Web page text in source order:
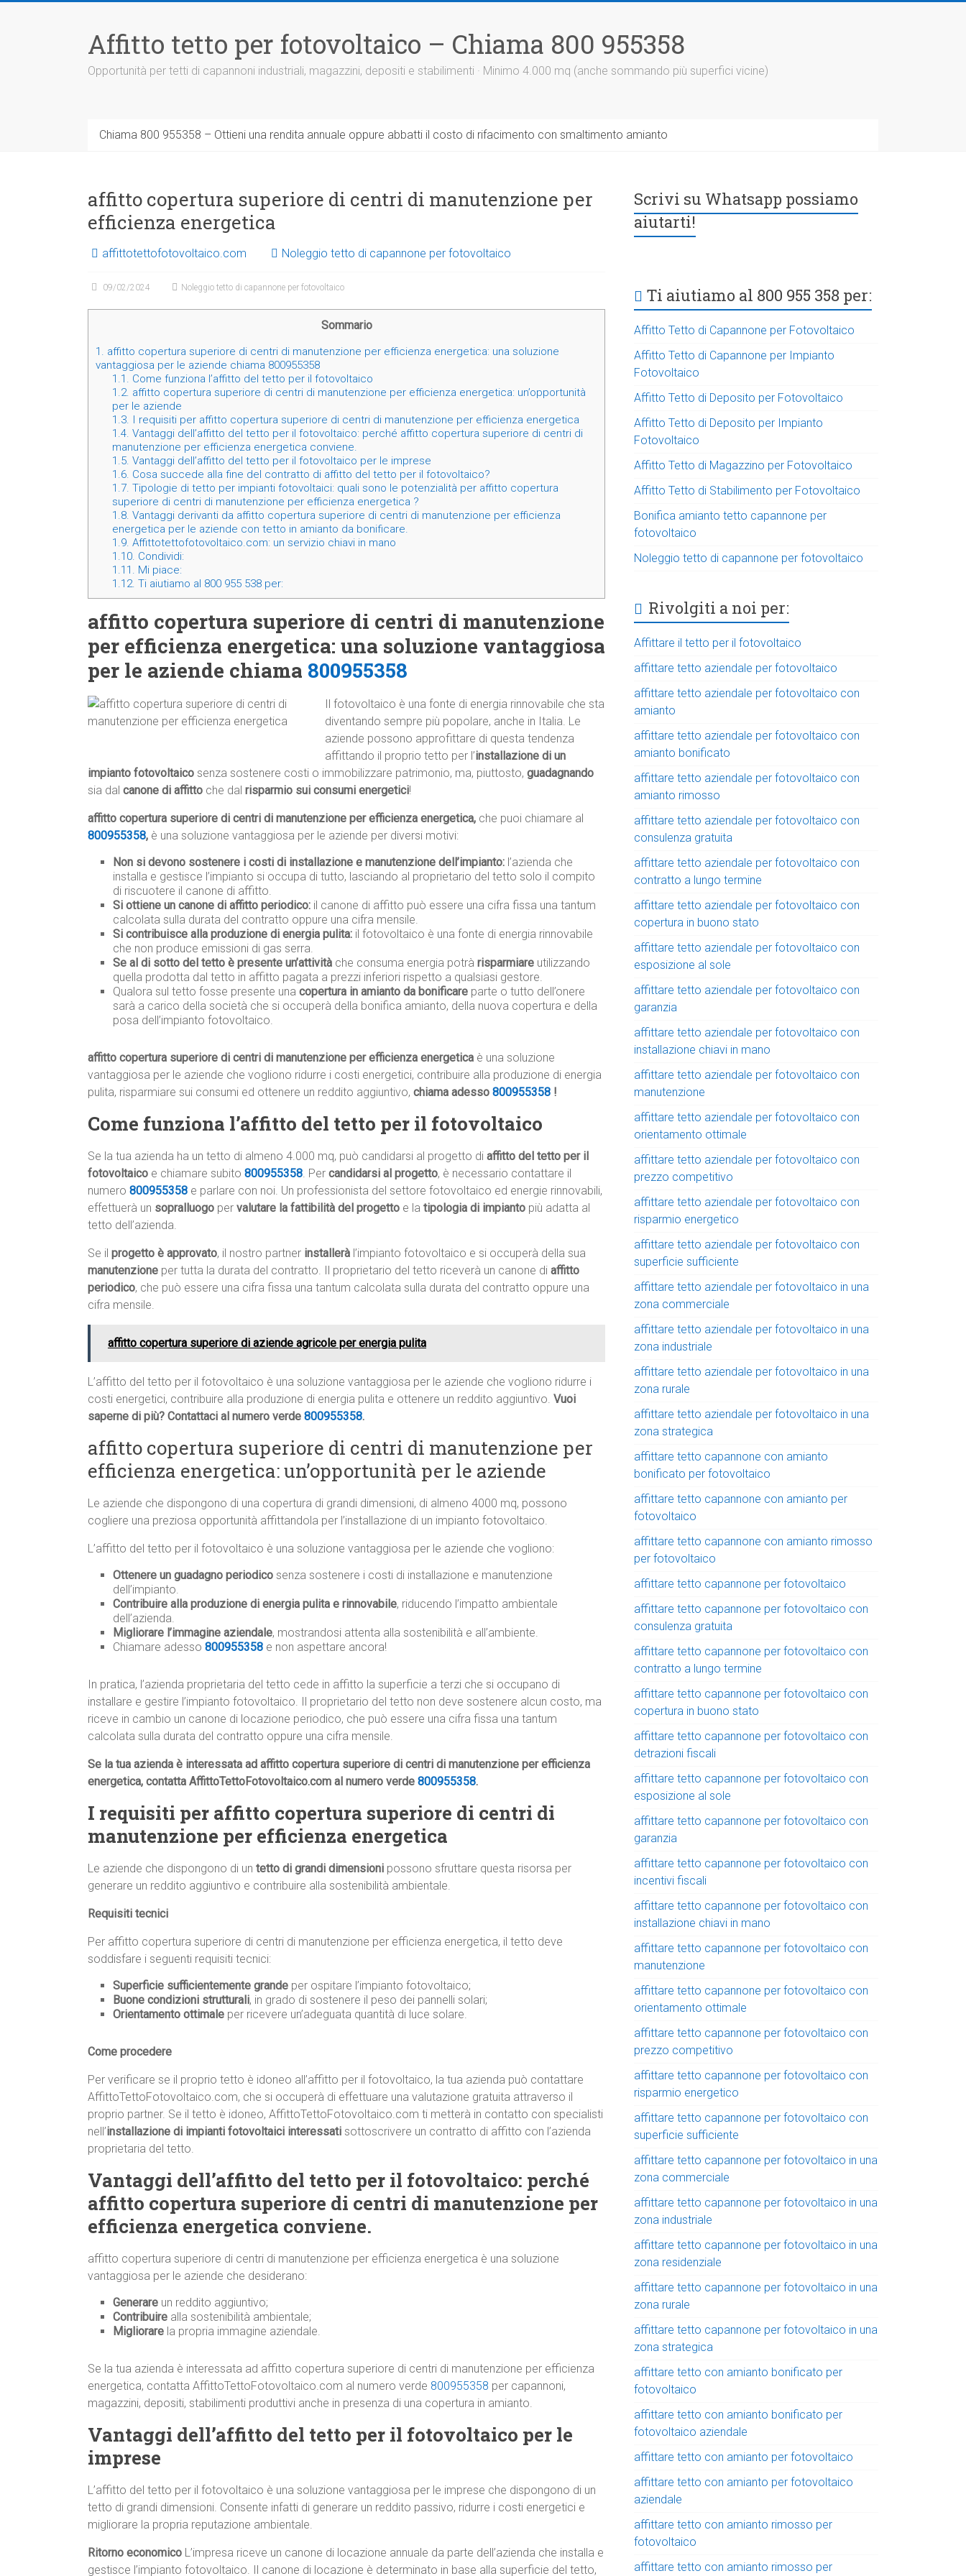
Affitto tetto per fotovoltaico – Chiama 800 955358
Opportunità per tetti di capannoni industriali, magazzini, depositi e stabilimenti · Minimo 4.000 mq (anche sommando più superfici vicine)
Chiama 800 955358 – Ottieni una rendita annuale oppure abbatti il costo di rifacimento con smaltimento amianto
affitto copertura superiore di centri di manutenzione per
efficienza energetica
affittotettofotovoltaico.com Noleggio tetto di capannone per fotovoltaico
09/02/2024 Noleggio tetto di capannone per fotovoltaico
Sommario
1. affitto copertura superiore di centri di manutenzione per efficienza energetica: una soluzione
vantaggiosa per le aziende chiama 800955358
1.1. Come funziona l’affitto del tetto per il fotovoltaico
1.2. affitto copertura superiore di centri di manutenzione per efficienza energetica: un’opportunità
per le aziende
1.3. I requisiti per affitto copertura superiore di centri di manutenzione per efficienza energetica
1.4. Vantaggi dell’affitto del tetto per il fotovoltaico: perché affitto copertura superiore di centri di
manutenzione per efficienza energetica conviene.
1.5. Vantaggi dell’affitto del tetto per il fotovoltaico per le imprese
1.6. Cosa succede alla fine del contratto di affitto del tetto per il fotovoltaico?
1.7. Tipologie di tetto per impianti fotovoltaici: quali sono le potenzialità per affitto copertura
superiore di centri di manutenzione per efficienza energetica ?
1.8. Vantaggi derivanti da affitto copertura superiore di centri di manutenzione per efficienza
energetica per le aziende con tetto in amianto da bonificare.
1.9. Affittotettofotovoltaico.com: un servizio chiavi in mano
1.10. Condividi:
1.11. Mi piace:
1.12. Ti aiutiamo al 800 955 538 per:
affitto copertura superiore di centri di manutenzione
per efficienza energetica: una soluzione vantaggiosa
per le aziende chiama 800955358
Il fotovoltaico è una fonte di energia rinnovabile che sta
diventando sempre più popolare, anche in Italia. Le
aziende possono approfittare di questa tendenza
affittando il proprio tetto per l’installazione di un
impianto fotovoltaico senza sostenere costi o immobilizzare patrimonio, ma, piuttosto, guadagnando
sia dal canone di affitto che dal risparmio sui consumi energetici!
affitto copertura superiore di centri di manutenzione per efficienza energetica, che puoi chiamare al
800955358, è una soluzione vantaggiosa per le aziende per diversi motivi:
Non si devono sostenere i costi di installazione e manutenzione dell’impianto: l’azienda che
installa e gestisce l’impianto si occupa di tutto, lasciando al proprietario del tetto solo il compito
di riscuotere il canone di affitto.
Si ottiene un canone di affitto periodico: il canone di affitto può essere una cifra fissa una tantum
calcolata sulla durata del contratto oppure una cifra mensile.
Si contribuisce alla produzione di energia pulita: il fotovoltaico è una fonte di energia rinnovabile
che non produce emissioni di gas serra.
Se al di sotto del tetto è presente un’attività che consuma energia potrà risparmiare utilizzando
quella prodotta dal tetto in affitto pagata a prezzi inferiori rispetto a qualsiasi gestore.
Qualora sul tetto fosse presente una copertura in amianto da bonificare parte o tutto dell’onere
sarà a carico della società che si occuperà della bonifica amianto, della nuova copertura e della
posa dell’impianto fotovoltaico.
affitto copertura superiore di centri di manutenzione per efficienza energetica è una soluzione
vantaggiosa per le aziende che vogliono ridurre i costi energetici, contribuire alla produzione di energia
pulita, risparmiare sui consumi ed ottenere un reddito aggiuntivo, chiama adesso 800955358 !
Come funziona l’affitto del tetto per il fotovoltaico
Se la tua azienda ha un tetto di almeno 4.000 mq, può candidarsi al progetto di affitto del tetto per il
fotovoltaico e chiamare subito 800955358. Per candidarsi al progetto, è necessario contattare il
numero 800955358 e parlare con noi. Un professionista del settore fotovoltaico ed energie rinnovabili,
effettuerà un sopralluogo per valutare la fattibilità del progetto e la tipologia di impianto più adatta al
tetto dell’azienda.
Se il progetto è approvato, il nostro partner installerà l’impianto fotovoltaico e si occuperà della sua
manutenzione per tutta la durata del contratto. Il proprietario del tetto riceverà un canone di affitto
periodico, che può essere una cifra fissa una tantum calcolata sulla durata del contratto oppure una
cifra mensile.
affitto copertura superiore di aziende agricole per energia pulita
L’affitto del tetto per il fotovoltaico è una soluzione vantaggiosa per le aziende che vogliono ridurre i
costi energetici, contribuire alla produzione di energia pulita e ottenere un reddito aggiuntivo. Vuoi
saperne di più? Contattaci al numero verde 800955358.
affitto copertura superiore di centri di manutenzione per
efficienza energetica: un’opportunità per le aziende
Le aziende che dispongono di una copertura di grandi dimensioni, di almeno 4000 mq, possono
cogliere una preziosa opportunità affittandola per l’installazione di un impianto fotovoltaico.
L’affitto del tetto per il fotovoltaico è una soluzione vantaggiosa per le aziende che vogliono:
Ottenere un guadagno periodico senza sostenere i costi di installazione e manutenzione
dell’impianto.
Contribuire alla produzione di energia pulita e rinnovabile, riducendo l’impatto ambientale
dell’azienda.
Migliorare l’immagine aziendale, mostrandosi attenta alla sostenibilità e all’ambiente.
Chiamare adesso 800955358 e non aspettare ancora!
In pratica, l’azienda proprietaria del tetto cede in affitto la superficie a terzi che si occupano di
installare e gestire l’impianto fotovoltaico. Il proprietario del tetto non deve sostenere alcun costo, ma
riceve in cambio un canone di locazione periodico, che può essere una cifra fissa una tantum
calcolata sulla durata del contratto oppure una cifra mensile.
Se la tua azienda è interessata ad affitto copertura superiore di centri di manutenzione per efficienza
energetica, contatta AffittoTettoFotovoltaico.com al numero verde 800955358.
I requisiti per affitto copertura superiore di centri di
manutenzione per efficienza energetica
Le aziende che dispongono di un tetto di grandi dimensioni possono sfruttare questa risorsa per
generare un reddito aggiuntivo e contribuire alla sostenibilità ambientale.
Requisiti tecnici
Per affitto copertura superiore di centri di manutenzione per efficienza energetica, il tetto deve
soddisfare i seguenti requisiti tecnici:
Superficie sufficientemente grande per ospitare l’impianto fotovoltaico;
Buone condizioni strutturali, in grado di sostenere il peso dei pannelli solari;
Orientamento ottimale per ricevere un’adeguata quantità di luce solare.
Come procedere
Per verificare se il proprio tetto è idoneo all’affitto per il fotovoltaico, la tua azienda può contattare
AffittoTettoFotovoltaico.com, che si occuperà di effettuare una valutazione gratuita attraverso il
proprio partner. Se il tetto è idoneo, AffittoTettoFotovoltaico.com ti metterà in contatto con specialisti
nell’installazione di impianti fotovoltaici interessati sottoscrivere un contratto di affitto con l’azienda
proprietaria del tetto.
Vantaggi dell’affitto del tetto per il fotovoltaico: perché
affitto copertura superiore di centri di manutenzione per
efficienza energetica conviene.
affitto copertura superiore di centri di manutenzione per efficienza energetica è una soluzione
vantaggiosa per le aziende che desiderano:
Generare un reddito aggiuntivo;
Contribuire alla sostenibilità ambientale;
Migliorare la propria immagine aziendale.
Se la tua azienda è interessata ad affitto copertura superiore di centri di manutenzione per efficienza
energetica, contatta AffittoTettoFotovoltaico.com al numero verde 800955358 per capannoni,
magazzini, depositi, stabilimenti produttivi anche in presenza di una copertura in amianto.
Vantaggi dell’affitto del tetto per il fotovoltaico per le
imprese
L’affitto del tetto per il fotovoltaico è una soluzione vantaggiosa per le imprese che dispongono di un
tetto di grandi dimensioni. Consente infatti di generare un reddito passivo, ridurre i costi energetici e
migliorare la propria reputazione ambientale.
Ritorno economico L’impresa riceve un canone di locazione annuale da parte dell’azienda che installa e
gestisce l’impianto fotovoltaico. Il canone di locazione è determinato in base alla superficie del tetto,
Scrivi su Whatsapp possiamo
aiutarti!
Ti aiutiamo al 800 955 358 per:
Affitto Tetto di Capannone per Fotovoltaico
Affitto Tetto di Capannone per Impianto
Fotovoltaico
Affitto Tetto di Deposito per Fotovoltaico
Affitto Tetto di Deposito per Impianto
Fotovoltaico
Affitto Tetto di Magazzino per Fotovoltaico
Affitto Tetto di Stabilimento per Fotovoltaico
Bonifica amianto tetto capannone per
fotovoltaico
Noleggio tetto di capannone per fotovoltaico
Rivolgiti a noi per:
Affittare il tetto per il fotovoltaico
affittare tetto aziendale per fotovoltaico
affittare tetto aziendale per fotovoltaico con
amianto
affittare tetto aziendale per fotovoltaico con
amianto bonificato
affittare tetto aziendale per fotovoltaico con
amianto rimosso
affittare tetto aziendale per fotovoltaico con
consulenza gratuita
affittare tetto aziendale per fotovoltaico con
contratto a lungo termine
affittare tetto aziendale per fotovoltaico con
copertura in buono stato
affittare tetto aziendale per fotovoltaico con
esposizione al sole
affittare tetto aziendale per fotovoltaico con
garanzia
affittare tetto aziendale per fotovoltaico con
installazione chiavi in mano
affittare tetto aziendale per fotovoltaico con
manutenzione
affittare tetto aziendale per fotovoltaico con
orientamento ottimale
affittare tetto aziendale per fotovoltaico con
prezzo competitivo
affittare tetto aziendale per fotovoltaico con
risparmio energetico
affittare tetto aziendale per fotovoltaico con
superficie sufficiente
affittare tetto aziendale per fotovoltaico in una
zona commerciale
affittare tetto aziendale per fotovoltaico in una
zona industriale
affittare tetto aziendale per fotovoltaico in una
zona rurale
affittare tetto aziendale per fotovoltaico in una
zona strategica
affittare tetto capannone con amianto
bonificato per fotovoltaico
affittare tetto capannone con amianto per
fotovoltaico
affittare tetto capannone con amianto rimosso
per fotovoltaico
affittare tetto capannone per fotovoltaico
affittare tetto capannone per fotovoltaico con
consulenza gratuita
affittare tetto capannone per fotovoltaico con
contratto a lungo termine
affittare tetto capannone per fotovoltaico con
copertura in buono stato
affittare tetto capannone per fotovoltaico con
detrazioni fiscali
affittare tetto capannone per fotovoltaico con
esposizione al sole
affittare tetto capannone per fotovoltaico con
garanzia
affittare tetto capannone per fotovoltaico con
incentivi fiscali
affittare tetto capannone per fotovoltaico con
installazione chiavi in mano
affittare tetto capannone per fotovoltaico con
manutenzione
affittare tetto capannone per fotovoltaico con
orientamento ottimale
affittare tetto capannone per fotovoltaico con
prezzo competitivo
affittare tetto capannone per fotovoltaico con
risparmio energetico
affittare tetto capannone per fotovoltaico con
superficie sufficiente
affittare tetto capannone per fotovoltaico in una
zona commerciale
affittare tetto capannone per fotovoltaico in una
zona industriale
affittare tetto capannone per fotovoltaico in una
zona residenziale
affittare tetto capannone per fotovoltaico in una
zona rurale
affittare tetto capannone per fotovoltaico in una
zona strategica
affittare tetto con amianto bonificato per
fotovoltaico
affittare tetto con amianto bonificato per
fotovoltaico aziendale
affittare tetto con amianto per fotovoltaico
affittare tetto con amianto per fotovoltaico
aziendale
affittare tetto con amianto rimosso per
fotovoltaico
affittare tetto con amianto rimosso per